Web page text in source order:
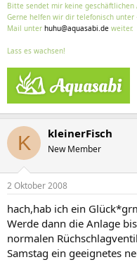
Bitte sendet mir keine
Gerne helfen wir dir telefonisch unter
Mail unter huhu@aquasabi.de weiter.
Lass es wachsen!
K kleinerFisch
New Member
2 Oktober 2008
hach,hab ich ein
Werde dann die Anlage
normalen
Samstag ein geeignetes